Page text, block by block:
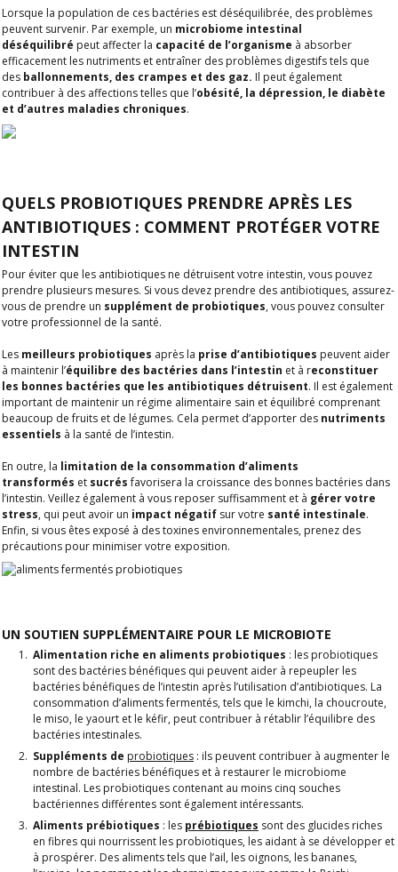
Lorsque la population de ces bactéries est déséquilibrée, des problèmes
peuvent survenir. Par exemple, un microbiome intestinal
déséquilibré peut affecter la capacité de l’organisme à absorber
efficacement les nutriments et entraîner des problèmes digestifs tels que
des ballonnements, des crampes et des gaz. Il peut également
contribuer à des affections telles que l’obésité, la dépression, le diabète
et d’autres maladies chroniques.
QUELS PROBIOTIQUES PRENDRE APRÈS LES
ANTIBIOTIQUES : COMMENT PROTÉGER VOTRE
INTESTIN
Pour éviter que les antibiotiques ne détruisent votre intestin, vous pouvez
prendre plusieurs mesures. Si vous devez prendre des antibiotiques, assurez-
vous de prendre un supplément de probiotiques, vous pouvez consulter
votre professionnel de la santé.
Les meilleurs probiotiques après la prise d’antibiotiques peuvent aider
à maintenir l’équilibre des bactéries dans l’intestin et à reconstituer
les bonnes bactéries que les antibiotiques détruisent. Il est également
important de maintenir un régime alimentaire sain et équilibré comprenant
beaucoup de fruits et de légumes. Cela permet d’apporter des nutriments
essentiels à la santé de l’intestin.
En outre, la limitation de la consommation d’aliments
transformés et sucrés favorisera la croissance des bonnes bactéries dans
l’intestin. Veillez également à vous reposer suffisamment et à gérer votre
stress, qui peut avoir un impact négatif sur votre santé intestinale.
Enfin, si vous êtes exposé à des toxines environnementales, prenez des
précautions pour minimiser votre exposition.
UN SOUTIEN SUPPLÉMENTAIRE POUR LE MICROBIOTE
Alimentation riche en aliments probiotiques : les probiotiques
sont des bactéries bénéfiques qui peuvent aider à repeupler les
bactéries bénéfiques de l’intestin après l’utilisation d’antibiotiques. La
consommation d’aliments fermentés, tels que le kimchi, la choucroute,
le miso, le yaourt et le kéfir, peut contribuer à rétablir l’équilibre des
bactéries intestinales.
Suppléments de probiotiques : ils peuvent contribuer à augmenter le
nombre de bactéries bénéfiques et à restaurer le microbiome
intestinal. Les probiotiques contenant au moins cinq souches
bactériennes différentes sont également intéressants.
Aliments prébiotiques : les prébiotiques sont des glucides riches
en fibres qui nourrissent les probiotiques, les aidant à se développer et
à prospérer. Des aliments tels que l’ail, les oignons, les bananes,